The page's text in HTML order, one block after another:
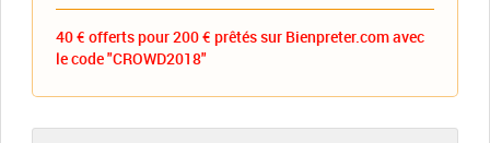
40 € offerts pour 200 € prêtés sur Bienpreter.com avec
le code "CROWD2018"